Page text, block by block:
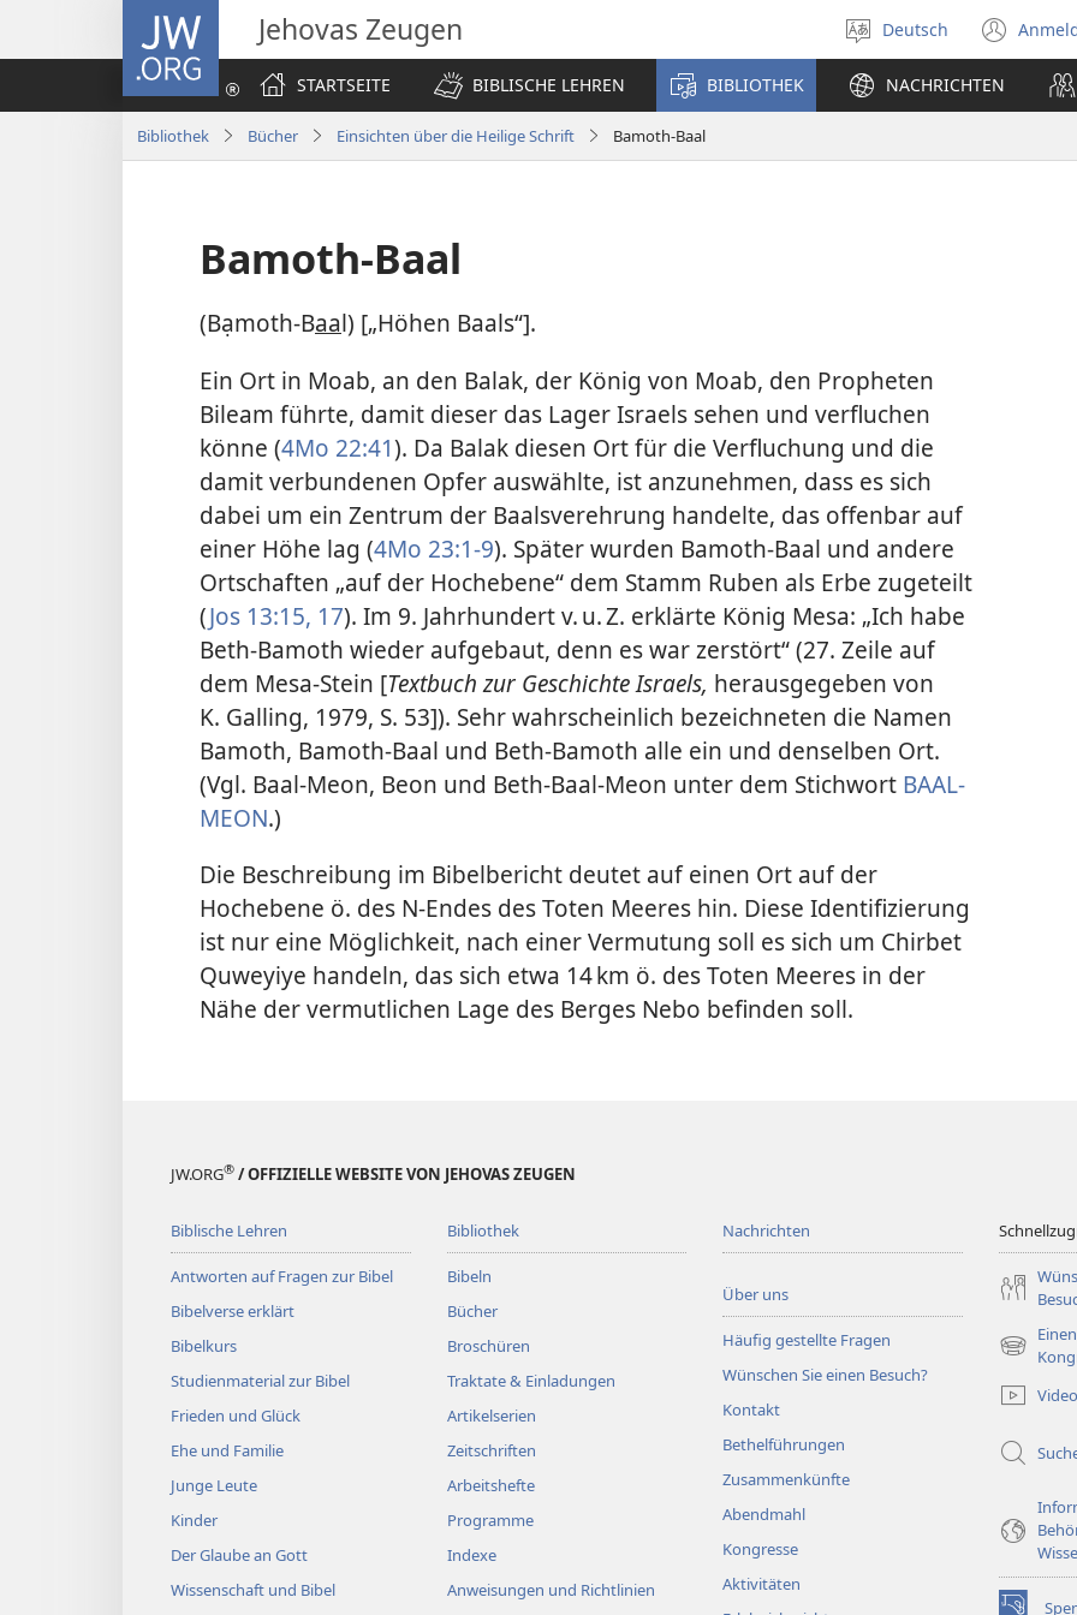
JW.ORG Jehovas Zeugen
Sprache
auswählen
Deutsch
STARTSEITE
BIBLISCHE LEHREN BIBLIOTHEK NACHRICHTEN
Bibliothek Bücher Einsichten über die Heilige Schrift Bamoth-Baal
Bamoth-Baal
(Bạmoth-Baal) [„Höhen Baals“].
Ein Ort in Moab, an den Balak, der König von Moab, den Propheten
Bileam führte, damit dieser das Lager Israels sehen und verfluchen
könne (4Mo 22:41). Da Balak diesen Ort für die Verfluchung und die
damit verbundenen Opfer auswählte, ist anzunehmen, dass es sich
dabei um ein Zentrum der Baalsverehrung handelte, das offenbar auf
einer Höhe lag (4Mo 23:1-9). Später wurden Bamoth-Baal und andere
Ortschaften „auf der Hochebene“ dem Stamm Ruben als Erbe zugeteilt
(Jos 13:15, 17). Im 9. Jahrhundert v. u. Z. erklärte König Mesa: „Ich habe
Beth-Bamoth wieder aufgebaut, denn es war zerstört“ (27. Zeile auf
dem Mesa-Stein [Textbuch zur Geschichte Israels, herausgegeben von
K. Galling, 1979, S. 53]). Sehr wahrscheinlich bezeichneten die Namen
Bamoth, Bamoth-Baal und Beth-Bamoth alle ein und denselben Ort.
(Vgl. Baal-Meon, Beon und Beth-Baal-Meon unter dem Stichwort BAAL-
MEON.)
Die Beschreibung im Bibelbericht deutet auf einen Ort auf der
Hochebene ö. des N-Endes des Toten Meeres hin. Diese Identifizierung
ist nur eine Möglichkeit, nach einer Vermutung soll es sich um Chirbet
Quweyiye handeln, das sich etwa 14 km ö. des Toten Meeres in der
Nähe der vermutlichen Lage des Berges Nebo befinden soll.
JW.ORG® / OFFIZIELLE WEBSITE VON JEHOVAS ZEUGEN
Biblische Lehren
Antworten auf Fragen zur Bibel
Bibelverse erklärt
Bibelkurs
Studienmaterial zur Bibel
Frieden und Glück
Ehe und Familie
Junge Leute
Kinder
Der Glaube an Gott
Wissenschaft und Bibel
Bibliothek
Bibeln
Bücher
Broschüren
Traktate & Einladungen
Artikelserien
Zeitschriften
Arbeitshefte
Programme
Indexe
Anweisungen und Richtlinien
Nachrichten
Über uns
Häufig gestellte Fragen
Wünschen Sie einen Besuch?
Kontakt
Bethelführungen
Zusammenkünfte
Abendmahl
Kongresse
Aktivitäten
(öffnet
Fenster)